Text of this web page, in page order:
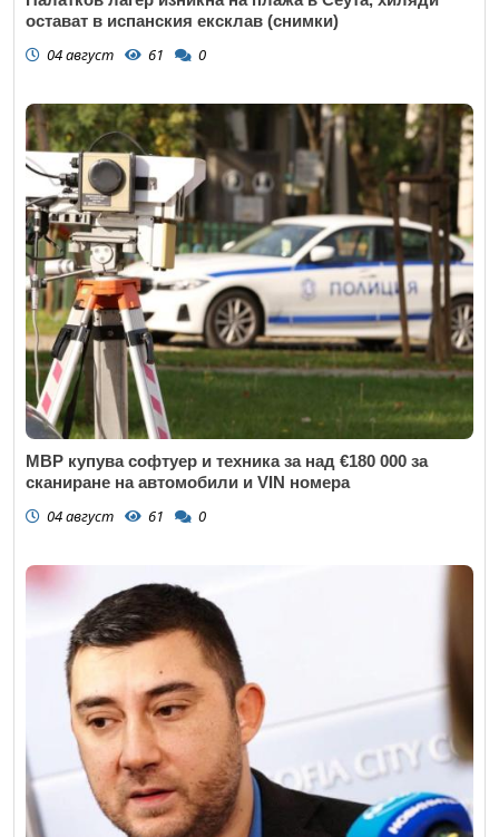
остават в испанския ексклав (снимки)
04 август 61 0
МВР купува софтуер и техника за над €180 000 за
сканиране на автомобили и VIN номера
04 август 61 0